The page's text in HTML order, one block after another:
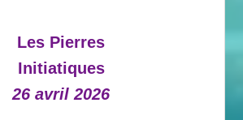
Les Pierres
Initiatiques
26 avril 2026